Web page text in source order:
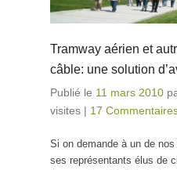
Tramway aérien et
câble: une solution
Publié le 11 mars 2010
visites | 17
Si on demande à un de
ses représentants élus de